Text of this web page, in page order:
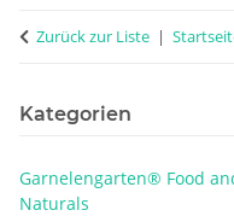
Zurück zur Liste
Kategorien
Garnelengarten® Food
Naturals